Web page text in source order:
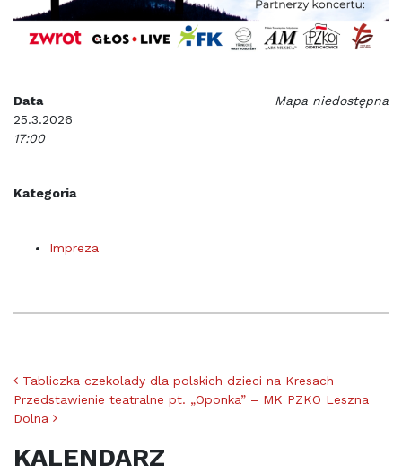
Mapa niedostępna
Data
25.3.2026
17:00
Kategoria
Impreza
Nawigacja po artykułach
Tabliczka czekolady dla polskich dzieci na Kresach
Przedstawienie teatralne pt. „Oponka” – MK PZKO Leszna
Dolna
KALENDARZ